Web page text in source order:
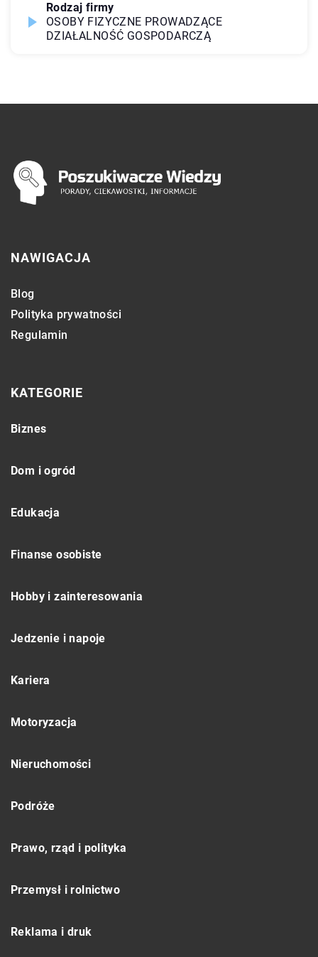
Rodzaj firmy
OSOBY FIZYCZNE PROWADZĄCE
DZIAŁALNOŚĆ GOSPODARCZĄ
NAWIGACJA
Blog
Polityka prywatności
Regulamin
KATEGORIE
Biznes
Dom i ogród
Edukacja
Finanse osobiste
Hobby i zainteresowania
Jedzenie i napoje
Kariera
Motoryzacja
Nieruchomości
Podróże
Prawo, rząd i polityka
Przemysł i rolnictwo
Reklama i druk